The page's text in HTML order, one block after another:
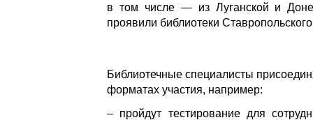
в том числе — из Луганской и
проявили библиотеки
Библиотечные специалисты
форматах участия, например:
– пройдут тестирование для